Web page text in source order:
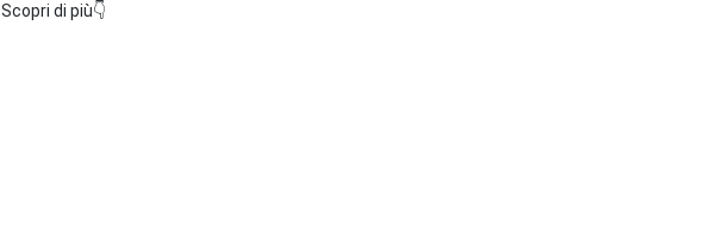
Scopri di più👇